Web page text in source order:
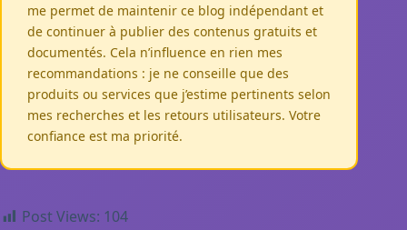
me permet de maintenir ce blog indépendant et
de continuer à publier des contenus gratuits et
documentés. Cela n’influence en rien mes
recommandations : je ne conseille que des
produits ou services que j’estime pertinents selon
mes recherches et les retours utilisateurs. Votre
confiance est ma priorité.
Post Views: 104